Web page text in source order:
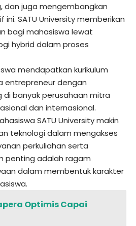
dan juga mengembangkan
SATU University memberikan
bagi mahasiswa lewat
hybrid dalam proses
mendapatkan kurikulum
entrepreneur dengan
banyak perusahaan mitra
dan internasional.
SATU University makin
teknologi dalam mengakses
perkuliahan serta
penting adalah ragam
dalam membentuk karakter
Optimis Capai